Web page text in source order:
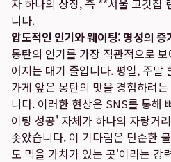
자 하나의 상징, 즉 **서울 고깃집
니다.
압도적인 인기와 웨이팅: 명성의 증
몽탄의 인기를 가장 직관적으로
어지는 대기 줄입니다. 평일, 주말
가게 앞은 몽탄의 맛을 경험하려
니다. 이러한 현상은 SNS를 통해
이팅 성공' 자체가 하나의 자랑거
솟았습니다. 이 기다림은 단순한
도 먹을 가치가 있는 곳'이라는 강